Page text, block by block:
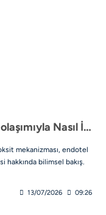
Arjinin Damar Sağlığı ve Kan Dolaşımıyla Nasıl İlişkilendirilir?
mekanizması, endotel
bilimsel bakış.
13/07/2026 09:26